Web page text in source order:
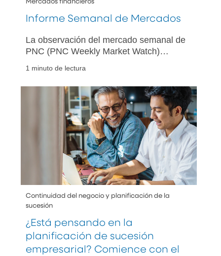
Mercados financieros
Informe Semanal de Mercados
La observación del mercado semanal de
PNC (PNC Weekly Market Watch)
anterior y fue diseñada para brindar la
perspectiva de PNC con respecto a los
acontecimientos tanto del mercado
estadounidense como de los mercados
internacionales.
1 minuto de lectura
Continuidad del negocio y planificación de la
sucesión
¿Está pensando en la
planificación de sucesión
empresarial? Comience con el